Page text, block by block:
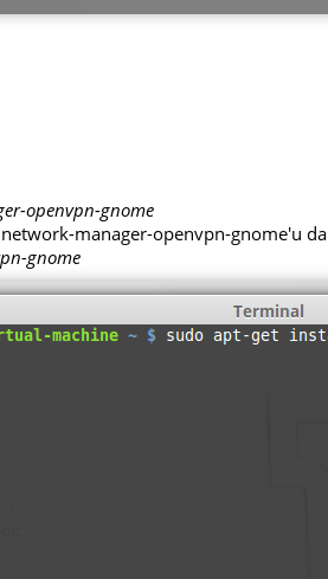
openvpn-gnome
manager-openvpn-gnome'u
gnome